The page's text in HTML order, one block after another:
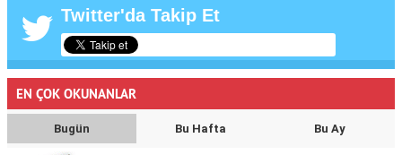
Twitter'da Takip Et
EN ÇOK OKUNANLAR
Bugün Bu Hafta Bu Ay